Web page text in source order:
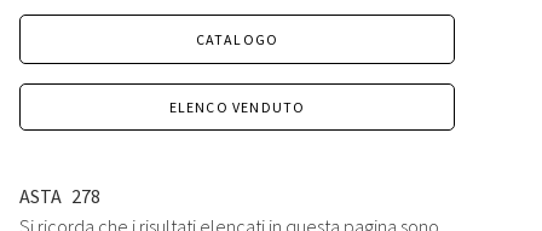
CATALOGO
ELENCO VENDUTO
ASTA 278